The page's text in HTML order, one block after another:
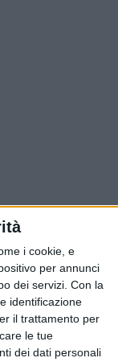
i cookie, e
per annunci
dei servizi. Con la
identificazione
il trattamento per
le tue
dei dati personali